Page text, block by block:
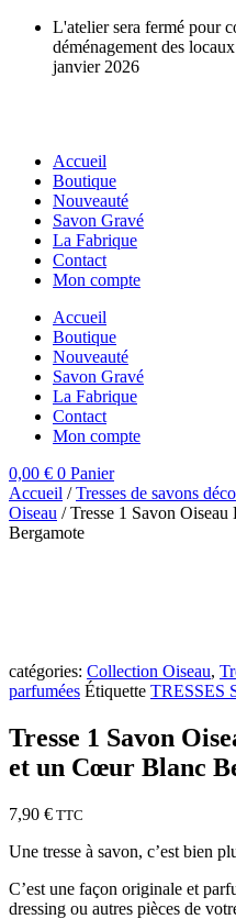
Aller
contenu
L'atelier sera fermé pour
déménagement des
janvier 2026
Accueil
Boutique
Nouveauté
Savon Gravé
La Fabrique
Contact
Mon compte
Accueil
Boutique
Nouveauté
Savon Gravé
La Fabrique
Contact
Mon compte
0,00 € 0 Panier
Accueil /Tresses de savons
Oiseau / Tresse 1 Savon
Bergamote
catégories: Collection Oiseau,
parfumées Étiquette TRESSES
Tresse 1 Savon
et un Cœur Blanc
7,90 € TTC
Une tresse à savon, c’est bien
C’est une façon originale et
dressing ou autres pièces de